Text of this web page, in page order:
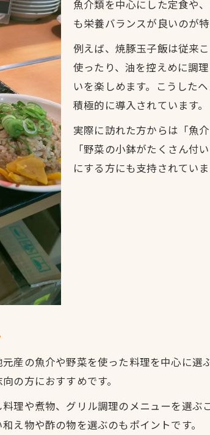
ヘルシー重視なら栄町の郷土料理ラン
ランチで栄町のヘルシー郷土料理
低脂肪で栄養豊富なランチの選び
今治郷土料理の健康効果とランチ
栄養バランスが自慢の郷土ランチに
ランチで味わう地域産食材の低脂
伝統料理と低脂肪メニューで心も満た
伝統と健康が融合したランチの魅
低脂肪メニューで楽しむ今治の昼食
ランチで体験する郷土料理の新しい
心を満たすヘルシーランチのポイン
伝統食材で作る低脂肪ランチの工夫
今治栄町で味わう栄養満点のランチ時間
ランチで満たす今治栄町の栄養バラ
地元食材が光るランチの魅力を紹
ランチで体験する今治の多彩な郷土
地元食材を生かした健康的なランチの
地元食材を使った低脂肪ランチの魅
魚介類を中心にした定食や
も栄養バランスが良いのが特
例えば、焼豚玉子飯は従来
使ったり、油を控えめに調
いを楽しめます。こうした
積極的に導入されています。
実際に訪れた方からは「魚
「野菜の小鉢がたくさん付
にする方にも支持されていま
産の魚介や野菜を使った料理を中心に
の方におすすめです。
理や煮物、グリル調理のメニューを選
え物や酢の物を選ぶのもポイントです。